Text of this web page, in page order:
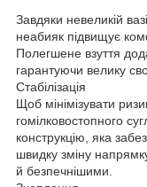
Завдяки невеликій
неабияк підвищує
Полегшене взуття
гарантуючи велику
Стабілізація
Щоб мінімізувати
гомілковостопного
конструкцію, яка
швидку зміну
й безпечнішими.